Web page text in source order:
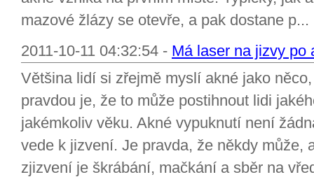
mazové žlázy se otevře, a pak dostane p...
2011-10-11 04:32:54 - Má laser na jizvy po
Většina lidí si zřejmě myslí akné jako
pravdou je, že to může postihnout lidi
jakémkoliv věku. Akné vypuknutí není
vede k jizvení. Je pravda, že někdy může,
zjizvení je škrábání, mačkání a sběr na